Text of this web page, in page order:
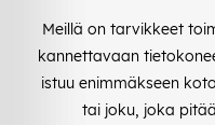
Meillä on tarvikkeet
kannettavaan
istuu enimmäkseen
tai joku, joka